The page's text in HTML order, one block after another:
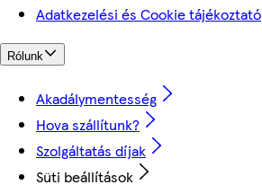
Adatkezelési és Cookie tájékoztató
Rólunk
Akadálymentesség
Hova szállítunk?
Szolgáltatás díjak
Süti beállítások